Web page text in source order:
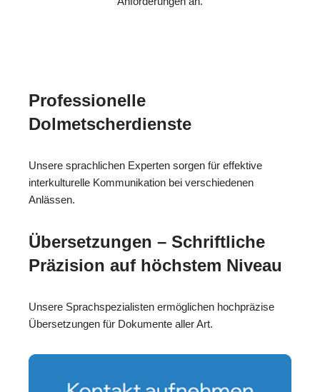
Professionelle
Dolmetscherdienste
Unsere sprachlichen Experten sorgen für effektive
interkulturelle Kommunikation bei verschiedenen
Anlässen.
Übersetzungen – Schriftliche
Präzision auf höchstem Niveau
Unsere Sprachspezialisten ermöglichen hochpräzise
Übersetzungen für Dokumente aller Art.